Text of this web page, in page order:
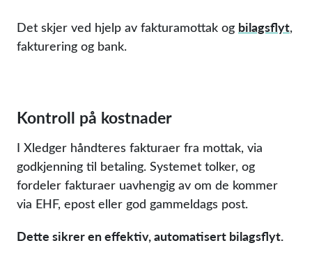
Det skjer ved hjelp av fakturamottak og bilagsflyt,
fakturering og bank.
Kontroll på kostnader
I Xledger håndteres fakturaer fra mottak, via
godkjenning til betaling. Systemet tolker, og
fordeler fakturaer uavhengig av om de kommer
via EHF, epost eller god gammeldags post.
Dette sikrer en effektiv, automatisert bilagsflyt.